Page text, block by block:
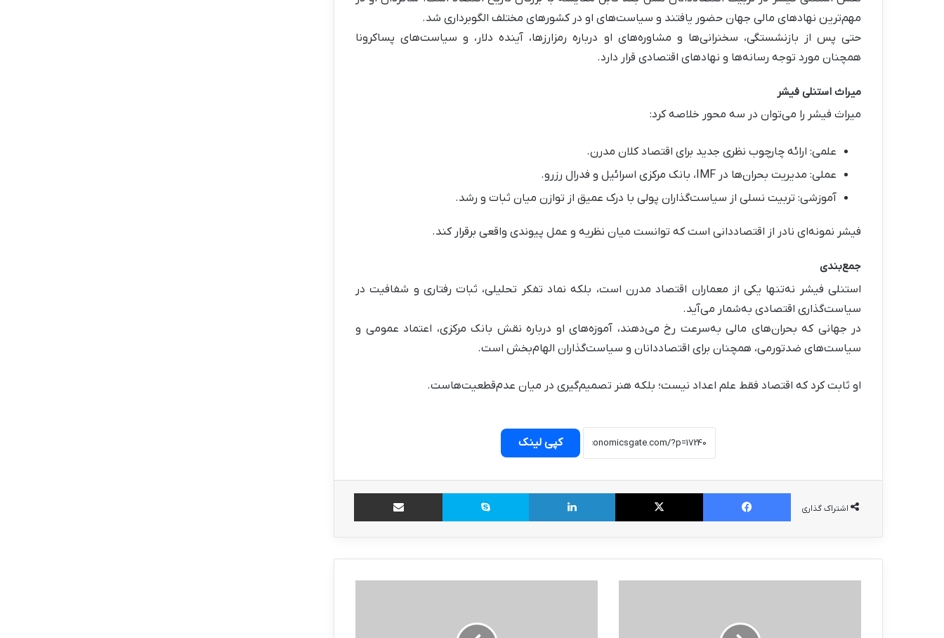
مهم‌ترین نهادهای مالی جهان حضور یافتند و سیاست‌های او در کشورهای مختلف الگوبرداری شد.
حتی پس از بازنشستگی، سخنرانی‌ها و مشاوره‌های او درباره رمزارزها، آینده دلار، و سیاست‌های پساکرونا
همچنان مورد توجه رسانه‌ها و نهادهای اقتصادی قرار دارد.
میراث استنلی فیشر
میراث فیشر را می‌توان در سه محور خلاصه کرد:
علمی: ارائه چارچوب نظری جدید برای اقتصاد کلان مدرن.
عملی: مدیریت بحران‌ها در IMF، بانک مرکزی اسرائیل و فدرال رزرو.
آموزشی: تربیت نسلی از سیاست‌گذاران پولی با درک عمیق از توازن میان ثبات و رشد.
فیشر نمونه‌ای نادر از اقتصاددانی است که توانست میان نظریه و عمل پیوندی واقعی برقرار کند.
جمع‌بندی
استنلی فیشر نه‌تنها یکی از معماران اقتصاد مدرن است، بلکه نماد تفکر تحلیلی، ثبات رفتاری و شفافیت در
سیاست‌گذاری اقتصادی به‌شمار می‌آید.
در جهانی که بحران‌های مالی به‌سرعت رخ می‌دهند، آموزه‌های او درباره نقش بانک مرکزی، اعتماد عمومی و
سیاست‌های ضدتورمی، همچنان برای اقتصاددانان و سیاست‌گذاران الهام‌بخش است.
او ثابت کرد که اقتصاد فقط علم اعداد نیست؛ بلکه هنر تصمیم‌گیری در میان عدم‌قطعیت‌هاست.
کپی لینک
اشتراک گذاری
فیس بوک X لینکدین اسکایپ اشتراک گذاری از طریق ایمیل